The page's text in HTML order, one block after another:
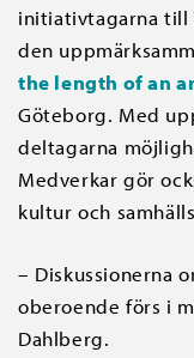
initiativtagarna till
den
the length of an
Göteborg. Med
deltagarna
Medverkar gör
kultur och
– Diskussionerna
oberoende förs i
Dahlberg.